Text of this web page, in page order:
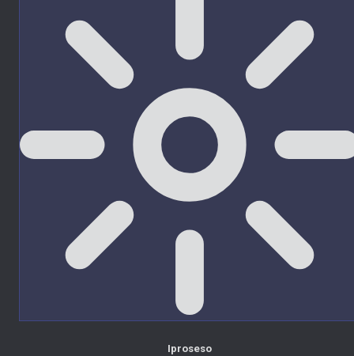
Iproseso